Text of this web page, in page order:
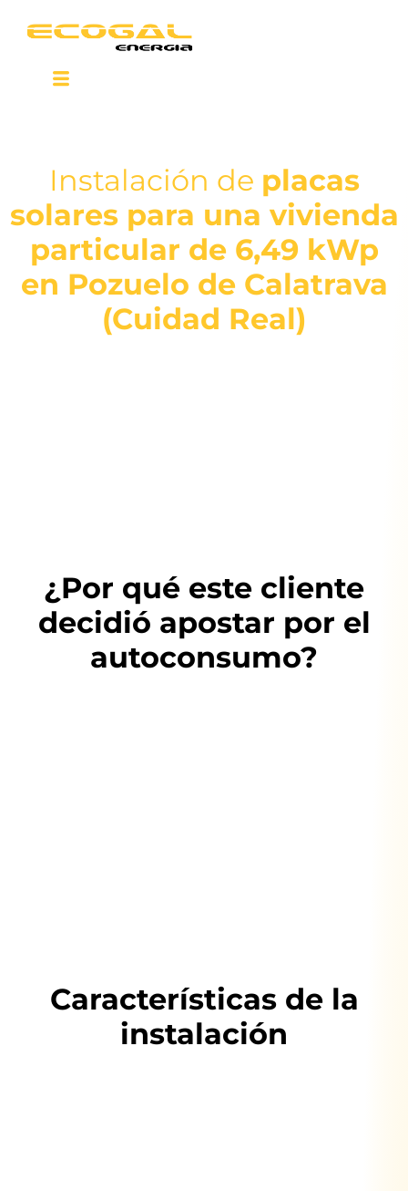
Instalación de placas
solares para una vivienda
particular de 6,49 kWp
en Pozuelo de Calatrava
(Cuidad Real)
¿Por qué este cliente
decidió apostar por el
autoconsumo?
Características de la
instalación